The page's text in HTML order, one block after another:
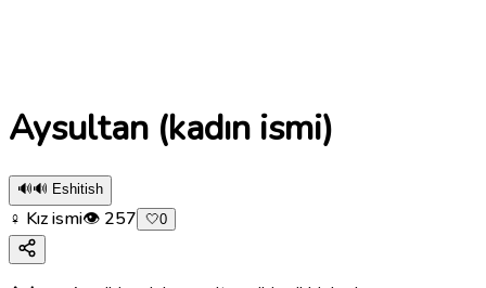
Aysultan (kadın ismi)
🔊🔊 Eshitish
♀ Kız ismi👁 257 🤍0